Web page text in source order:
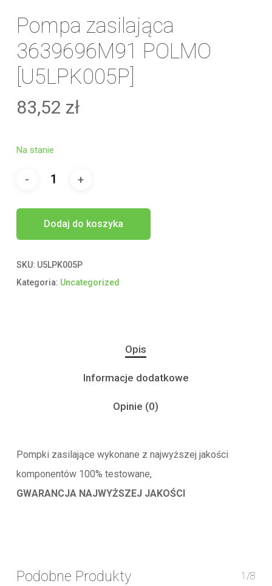
Pompa zasilająca
3639696M91 POLMO
[U5LPK005P]
83,52 zł
Na stanie
Dodaj do koszyka
SKU: U5LPK005P
Kategoria: Uncategorized
Opis
Informacje dodatkowe
Opinie (0)
Pompki zasilające wykonane z najwyższej jakości
komponentów 100% testowane,
GWARANCJA NAJWYŻSZEJ JAKOŚCI
Podobne Produkty 1/8